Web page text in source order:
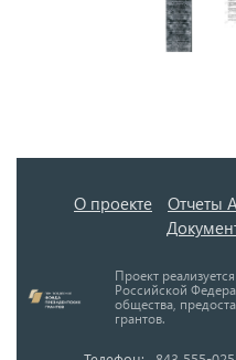
О проекте Отчеты
Проект
Российской
общества,
грантов.